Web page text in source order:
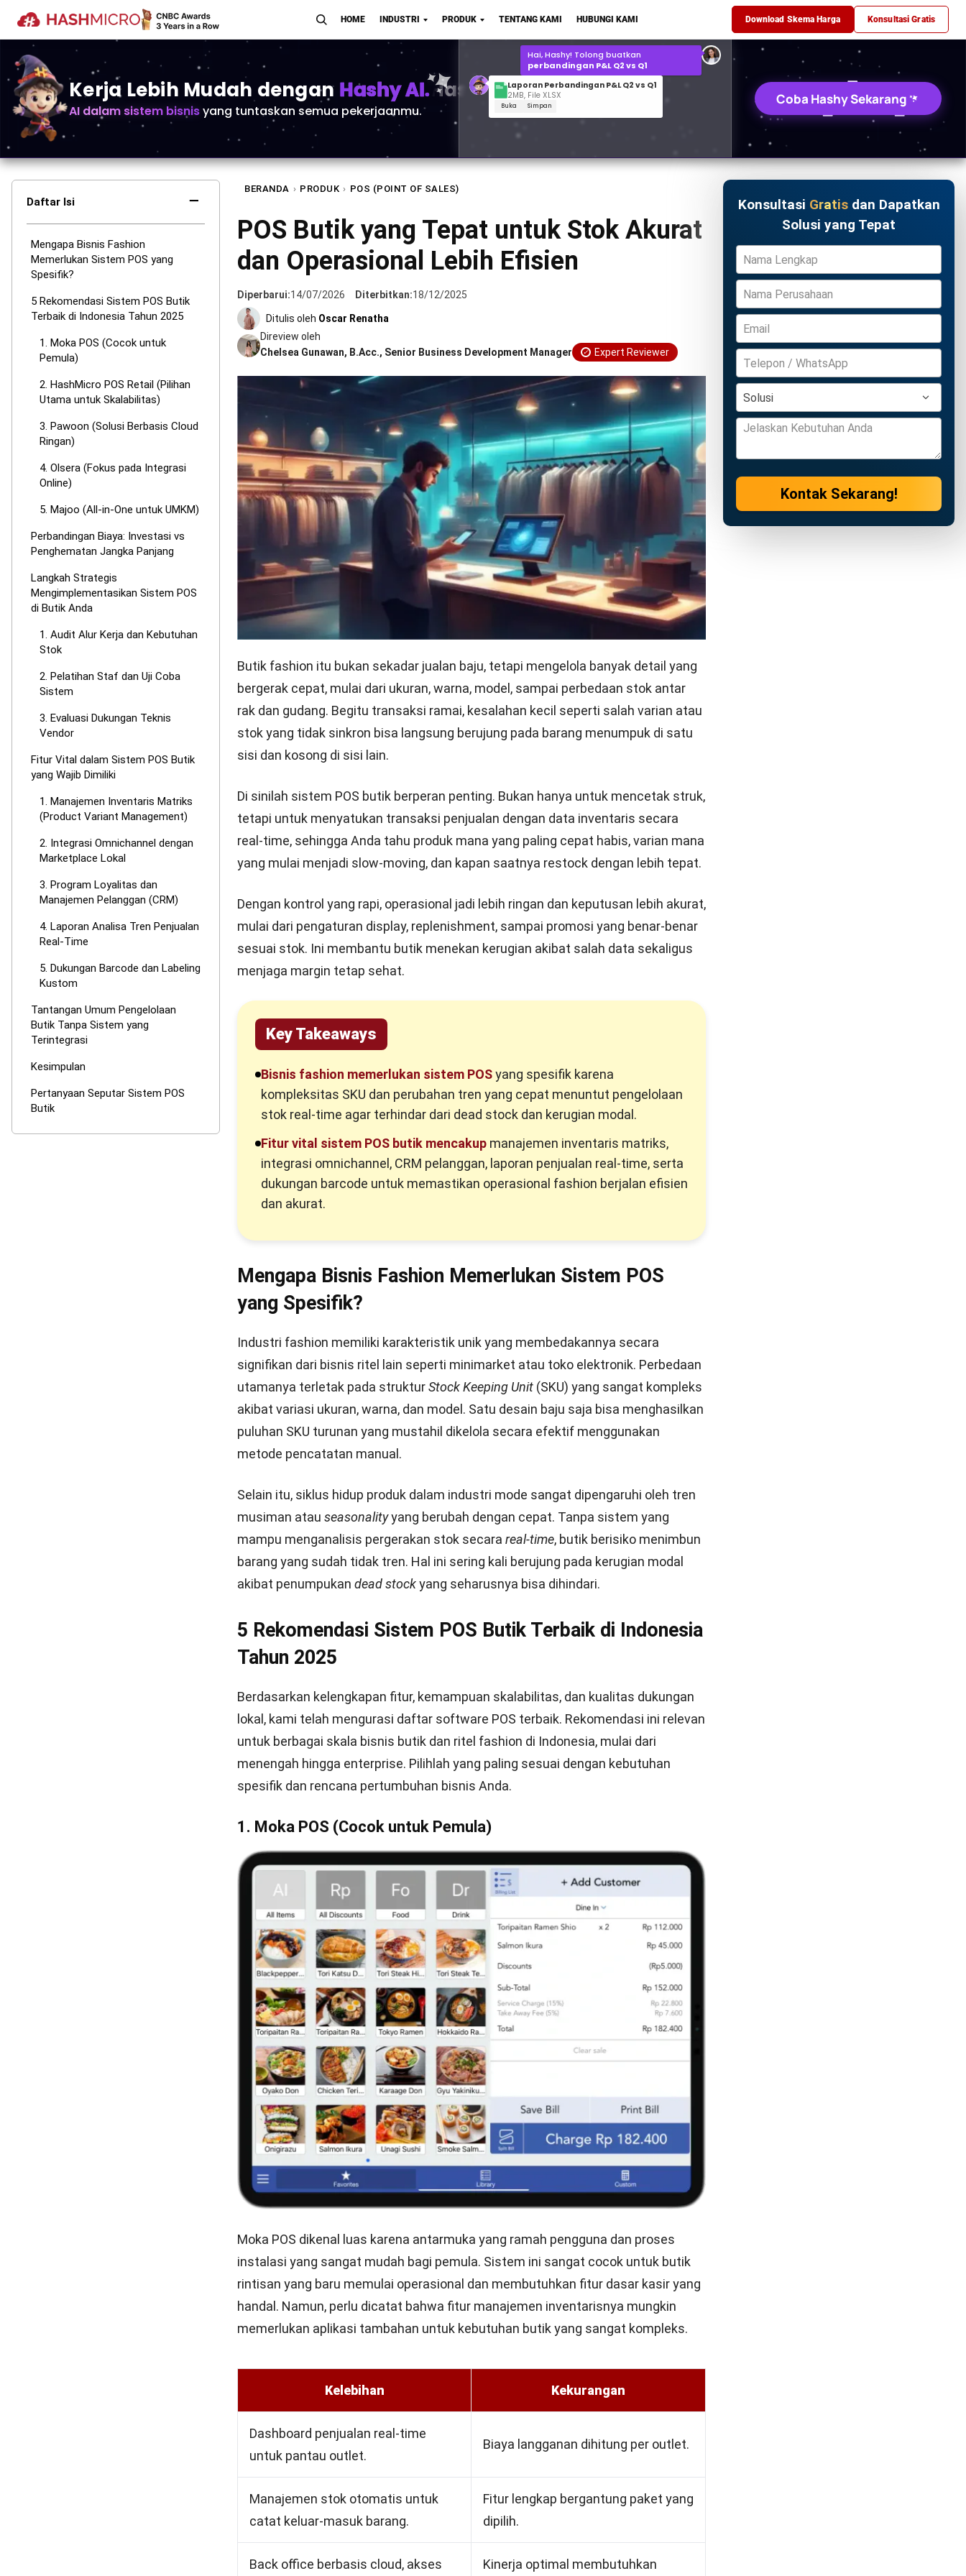
HOME INDUSTRI PRODUK TENTANG KAMI HUBUNGI KAMI Download Skema Harga Konsultasi Gratis
Kerja Lebih Mudah dengan Hashy AI.
AI dalam sistem bisnisyang tuntaskan semua pekerjaanmu.
2MB, File XLSX
Berapaprediksi permintaan Kaos
Polo di Q1 2026?
Coba Hashy Sekarang
Daftar Isi −
Mengapa Bisnis Fashion
Memerlukan Sistem POS yang
Spesifik?
5 Rekomendasi Sistem POS Butik
Terbaik di Indonesia Tahun 2025
1. Moka POS (Cocok untuk
Pemula)
2. HashMicro POS Retail (Pilihan
Utama untuk Skalabilitas)
3. Pawoon (Solusi Berbasis Cloud
Ringan)
4. Olsera (Fokus pada Integrasi
Online)
5. Majoo (All-in-One untuk UMKM)
Perbandingan Biaya: Investasi vs
Penghematan Jangka Panjang
Langkah Strategis
Mengimplementasikan Sistem POS
di Butik Anda
1. Audit Alur Kerja dan Kebutuhan
Stok
2. Pelatihan Staf dan Uji Coba
Sistem
3. Evaluasi Dukungan Teknis
Vendor
Fitur Vital dalam Sistem POS Butik
yang Wajib Dimiliki
1. Manajemen Inventaris Matriks
(Product Variant Management)
2. Integrasi Omnichannel dengan
Marketplace Lokal
3. Program Loyalitas dan
Manajemen Pelanggan (CRM)
4. Laporan Analisa Tren Penjualan
Real-Time
5. Dukungan Barcode dan Labeling
Kustom
Tantangan Umum Pengelolaan
Butik Tanpa Sistem yang
Terintegrasi
Kesimpulan
Pertanyaan Seputar Sistem POS
Butik
BERANDA › PRODUK › POS (POINT OF SALES)
POS Butik yang Tepat untuk Stok Akurat
dan Operasional Lebih Efisien
Diperbarui:14/07/2026 Diterbitkan:18/12/2025
Ditulis oleh Oscar Renatha
Direview oleh
Chelsea Gunawan, B.Acc., Senior Business Development Manager
Expert Reviewer
Butik fashion itu bukan sekadar jualan baju, tetapi mengelola banyak detail yang
bergerak cepat, mulai dari ukuran, warna, model, sampai perbedaan stok antar
rak dan gudang. Begitu transaksi ramai, kesalahan kecil seperti salah varian atau
stok yang tidak sinkron bisa langsung berujung pada barang menumpuk di satu
sisi dan kosong di sisi lain.
Di sinilah sistem POS butik berperan penting. Bukan hanya untuk mencetak struk,
tetapi untuk menyatukan transaksi penjualan dengan data inventaris secara
real-time, sehingga Anda tahu produk mana yang paling cepat habis, varian mana
yang mulai menjadi slow-moving, dan kapan saatnya restock dengan lebih tepat.
Dengan kontrol yang rapi, operasional jadi lebih ringan dan keputusan lebih akurat,
mulai dari pengaturan display, replenishment, sampai promosi yang benar-benar
sesuai stok. Ini membantu butik menekan kerugian akibat salah data sekaligus
menjaga margin tetap sehat.
Key Takeaways
Bisnis fashion memerlukan sistem POSyang spesifik karena
kompleksitas SKU dan perubahan tren yang cepat menuntut pengelolaan
stok real-time agar terhindar dari dead stock dan kerugian modal.
Fitur vital sistem POS butik mencakup manajemen inventaris matriks,
integrasi omnichannel, CRM pelanggan, laporan penjualan real-time, serta
dukungan barcode untuk memastikan operasional fashion berjalan efisien
dan akurat.
Mengapa Bisnis Fashion Memerlukan Sistem POS
yang Spesifik?
Industri fashion memiliki karakteristik unik yang membedakannya secara
signifikan dari bisnis ritel lain seperti minimarket atau toko elektronik. Perbedaan
utamanya terletak pada strukturStock Keeping Unit (SKU) yang sangat kompleks
akibat variasi ukuran, warna, dan model. Satu desain baju saja bisa menghasilkan
puluhan SKU turunan yang mustahil dikelola secara efektif menggunakan
metode pencatatan manual.
Selain itu, siklus hidup produk dalam industri mode sangat dipengaruhi oleh tren
musiman atau seasonalityyang berubah dengan cepat. Tanpa sistem yang
mampu menganalisis pergerakan stok secara real-time, butik berisiko menimbun
barang yang sudah tidak tren. Hal ini sering kali berujung pada kerugian modal
akibat penumpukan dead stockyang seharusnya bisa dihindari.
5 Rekomendasi Sistem POS Butik Terbaik di Indonesia
Tahun 2025
Berdasarkan kelengkapan fitur, kemampuan skalabilitas, dan kualitas dukungan
lokal, kami telah mengurasi daftar software POS terbaik. Rekomendasi ini relevan
untuk berbagai skala bisnis butik dan ritel fashion di Indonesia, mulai dari
menengah hingga enterprise. Pilihlah yang paling sesuai dengan kebutuhan
spesifik dan rencana pertumbuhan bisnis Anda.
1. Moka POS (Cocok untuk Pemula)
Moka POS dikenal luas karena antarmuka yang ramah pengguna dan proses
instalasi yang sangat mudah bagi pemula. Sistem ini sangat cocok untuk butik
rintisan yang baru memulai operasional dan membutuhkan fitur dasar kasir yang
handal. Namun, perlu dicatat bahwa fitur manajemen inventarisnya mungkin
memerlukan aplikasi tambahan untuk kebutuhan butik yang sangat kompleks.
Kelebihan Kekurangan
Dashboard penjualan real-time
untuk pantau outlet.
Biaya langganan dihitung per outlet.
Manajemen stok otomatis untuk
catat keluar-masuk barang.
Fitur lengkap bergantung paket yang
dipilih.
Back office berbasis cloud, akses Kinerja optimal membutuhkan
Konsultasi Gratisdan Dapatkan
Solusi yang Tepat
Kontak Sekarang!